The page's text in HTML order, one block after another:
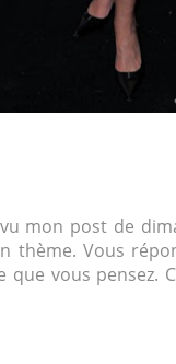
mon post de
thème. Vous
que vous pensez.